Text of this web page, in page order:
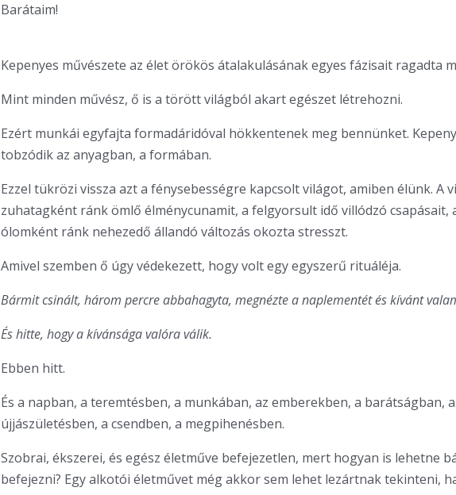
Barátaim!
Kepenyes művészete az élet örökös átalakulásának egyes fázisait ragadta
Mint minden művész, ő is a törött világból akart egészet létrehozni.
Ezért munkái egyfajta formadáridóval hökkentenek meg bennünket.
tobzódik az anyagban, a formában.
Ezzel tükrözi vissza azt a fénysebességre kapcsolt világot, amiben élünk. A
zuhatagként ránk ömlő élménycunamit, a felgyorsult idő villódzó csapásait,
ólomként ránk nehezedő állandó változás okozta stresszt.
Amivel szemben ő úgy védekezett, hogy volt egy egyszerű rituáléja.
Bármit csinált, három percre abbahagyta, megnézte a naplementét és kívánt
És hitte, hogy a kívánsága valóra válik.
Ebben hitt.
És a napban, a teremtésben, a munkában, az emberekben, a barátságban,
újjászületésben, a csendben, a megpihenésben.
Szobrai, ékszerei, és egész életműve befejezetlen, mert hogyan is lehetne
befejezni? Egy alkotói életművet még akkor sem lehet lezártnak tekinteni,